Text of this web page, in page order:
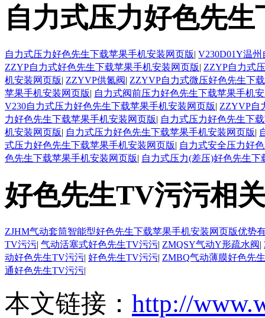
自力式压力好色先
自力式压力好色先生下载苹果手机安装网页版| V230D01Y温
ZZYP自力式好色先生下载苹果手机安装网页版| ZZYP自力式
机安装网页版| ZZYVP供氮阀| ZZYVP自力式微压好色先生下
苹果手机安装网页版| 自力式阀前压力好色先生下载苹果手机
V230自力式压力好色先生下载苹果手机安装网页版| ZZYVP自
力好色先生下载苹果手机安装网页版| 自力式压力好色先生下
机安装网页版| 自力式压力好色先生下载苹果手机安装网页版|
式压力好色先生下载苹果手机安装网页版| 自力式安全压力好
色先生下载苹果手机安装网页版| 自力式压力(差压)好色先生
好色先生TV污污相
ZJHM气动套筒智能型好色先生下载苹果手机安装网页版优势
TV污污| 气动活塞式好色先生TV污污| ZMQSY气动Y形疏水阀|
动好色先生TV污污| 好色先生TV污污| ZMBQ气动薄膜好色先
通好色先生TV污污|
本文链接： http://